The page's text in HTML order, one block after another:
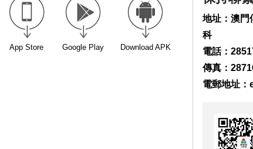
App Store Google Play Download APK
地址：澳門
科
電話：
傳真：
電郵地址：